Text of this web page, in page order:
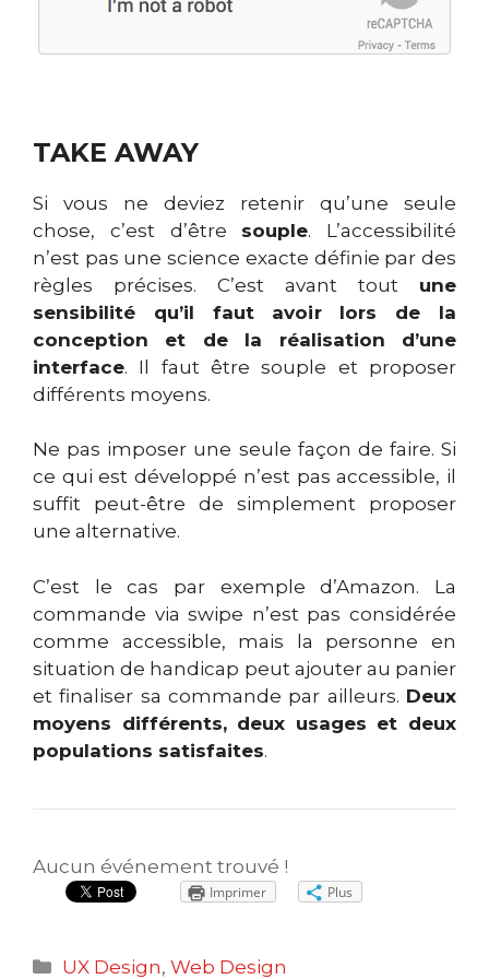
TAKE AWAY
Si vous ne deviez retenir qu’une seule
chose, c’est d’être souple. L’accessibilité
n’est pas une science exacte définie par des
règles précises. C’est avant tout une
sensibilité qu’il faut avoir lors de la
conception et de la réalisation d’une
interface. Il faut être souple et proposer
différents moyens.
Ne pas imposer une seule façon de faire. Si
ce qui est développé n’est pas accessible, il
suffit peut-être de simplement proposer
une alternative.
C’est le cas par exemple d’Amazon. La
commande via swipe n’est pas considérée
comme accessible, mais la personne en
situation de handicap peut ajouter au panier
et finaliser sa commande par ailleurs. Deux
moyens différents, deux usages et deux
populations satisfaites.
Aucun événement trouvé !
Imprimer Plus
Catégories
UX Design,Web Design